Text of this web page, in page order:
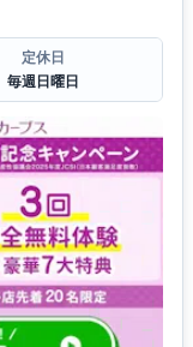
定休日
毎週日曜日